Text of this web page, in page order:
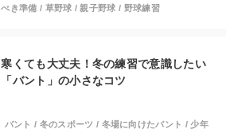
べき準備 / 草野球 /親子野球 / 野球練習
寒くても大丈夫！冬の練習で意識したい
「バント」の小さなコツ
バント / 冬のスポーツ / 冬場に向けたバント / 少年